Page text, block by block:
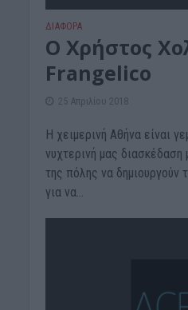
ΔΙΆΦΟΡΑ
Ο Χρήστος
Frangelico
25 Απριλίου 2018
Η χειμερινή Αθήνα είναι
νυχτερινή μας
της πόλης να δημιουργούν
για να...